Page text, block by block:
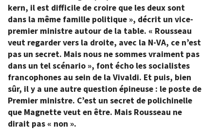
kern, il est difficile de croire que les deux sont
dans la même famille politique », décrit un vice-
premier ministre autour de la table. « Rousseau
veut regarder vers la droite, avec la N-VA, ce n’est
pas un secret. Mais nous ne sommes vraiment pas
dans un tel scénario », font écho les socialistes
francophones au sein de la Vivaldi. Et puis, bien
sûr, il y a une autre question épineuse : le poste de
Premier ministre. C’est un secret de polichinelle
que Magnette veut en être. Mais Rousseau ne
dirait pas « non ».